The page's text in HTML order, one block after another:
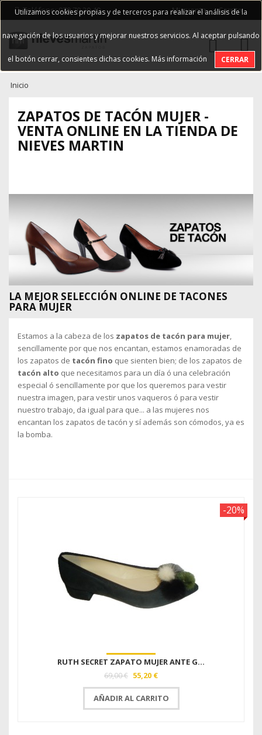
Utilizamos cookies propias y de terceros para realizar el análisis de la
navegación de los usuarios y mejorar nuestros servicios. Al aceptar pulsando
el botón cerrar, consientes dichas cookies. Más información CERRAR
Teléfono: 979 70 20 40 Mi cuenta Carrito
Inicio
ZAPATOS DE TACÓN MUJER -
VENTA ONLINE EN LA TIENDA DE
NIEVES MARTIN
LA MEJOR SELECCIÓN ONLINE DE TACONES
PARA MUJER
Estamos a la cabeza de los zapatos de tacón para mujer,
sencillamente por que nos encantan, estamos enamoradas de
los zapatos de tacón fino que sienten bien; de los zapatos de
tacón alto que necesitamos para un día ó una celebración
especial ó sencillamente por que los queremos para vestir
nuestra imagen, para vestir unos vaqueros ó para vestir
nuestro trabajo, da igual para que... a las mujeres nos
encantan los zapatos de tacón y sí además son cómodos, ya es
la bomba.
-20%
RUTH SECRET ZAPATO MUJER ANTE G...
69,00 € 55,20 €
AÑADIR AL CARRITO